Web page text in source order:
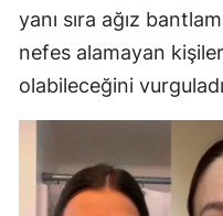
yanı sıra ağız
nefes alamayan
olabileceğini